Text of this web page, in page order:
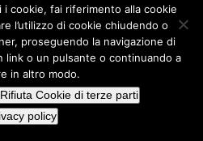
i diritti riservati |
cookie, fai riferimento alla cookie
l’utilizzo di cookie chiudendo o
proseguendo la navigazione di
link o un pulsante o continuando a
in altro modo.
Rifiuta Cookie di terze parti
policy